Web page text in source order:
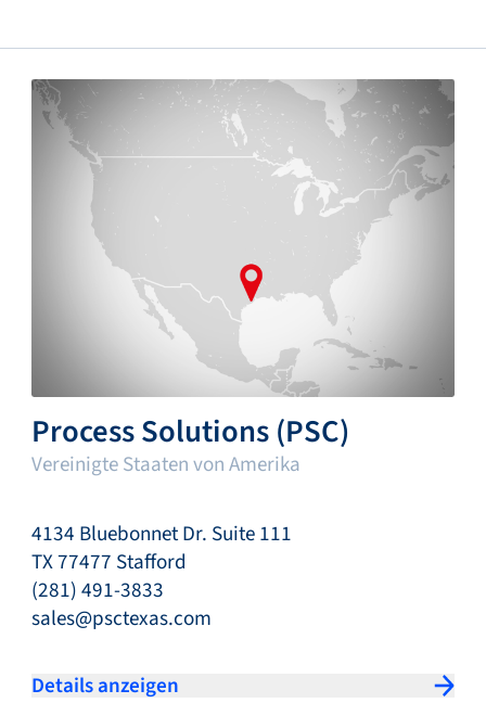
Process Solutions (PSC)
Vereinigte Staaten von Amerika
4134 Bluebonnet Dr. Suite 111
TX 77477 Stafford
(281) 491-3833
sales@psctexas.com
Details anzeigen